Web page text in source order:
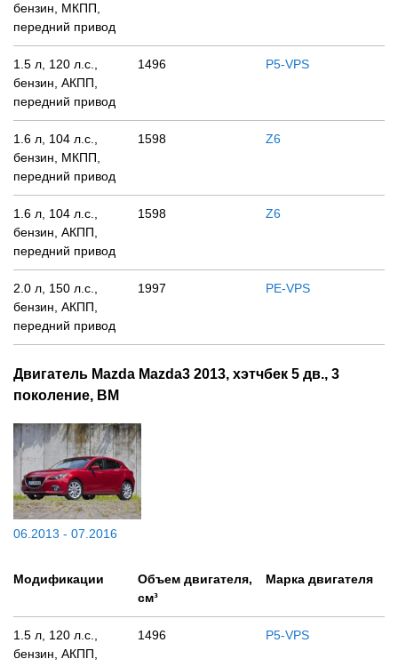
бензин, МКПП,
передний привод
1.5 л, 120 л.с.,
бензин, АКПП,
передний привод
1496 P5-VPS
1.6 л, 104 л.с.,
бензин, МКПП,
передний привод
1598 Z6
1.6 л, 104 л.с.,
бензин, АКПП,
передний привод
1598 Z6
2.0 л, 150 л.с.,
бензин, АКПП,
передний привод
1997 PE-VPS
Двигатель Mazda Mazda3 2013, хэтчбек 5 дв., 3
поколение, BM
06.2013 - 07.2016
Модификации
Объем двигателя,
см³
Марка двигателя
1.5 л, 120 л.с.,
бензин, АКПП,
1496 P5-VPS